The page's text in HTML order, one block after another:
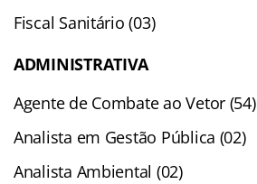
Fiscal Sanitário (03)
ADMINISTRATIVA
Agente de Combate ao Vetor (54)
Analista em Gestão Pública (02)
Analista Ambiental (02)